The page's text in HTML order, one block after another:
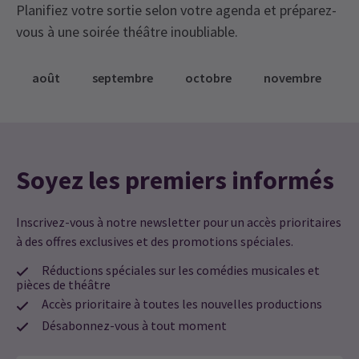
Planifiez votre sortie selon votre agenda et préparez-
vous à une soirée théâtre inoubliable.
août septembre octobre novembre
Soyez les premiers informés
Inscrivez-vous à notre newsletter pour un accès prioritaires
à des offres exclusives et des promotions spéciales.
Réductions spéciales sur les comédies musicales et
pièces de théâtre
Accès prioritaire à toutes les nouvelles productions
Désabonnez-vous à tout moment